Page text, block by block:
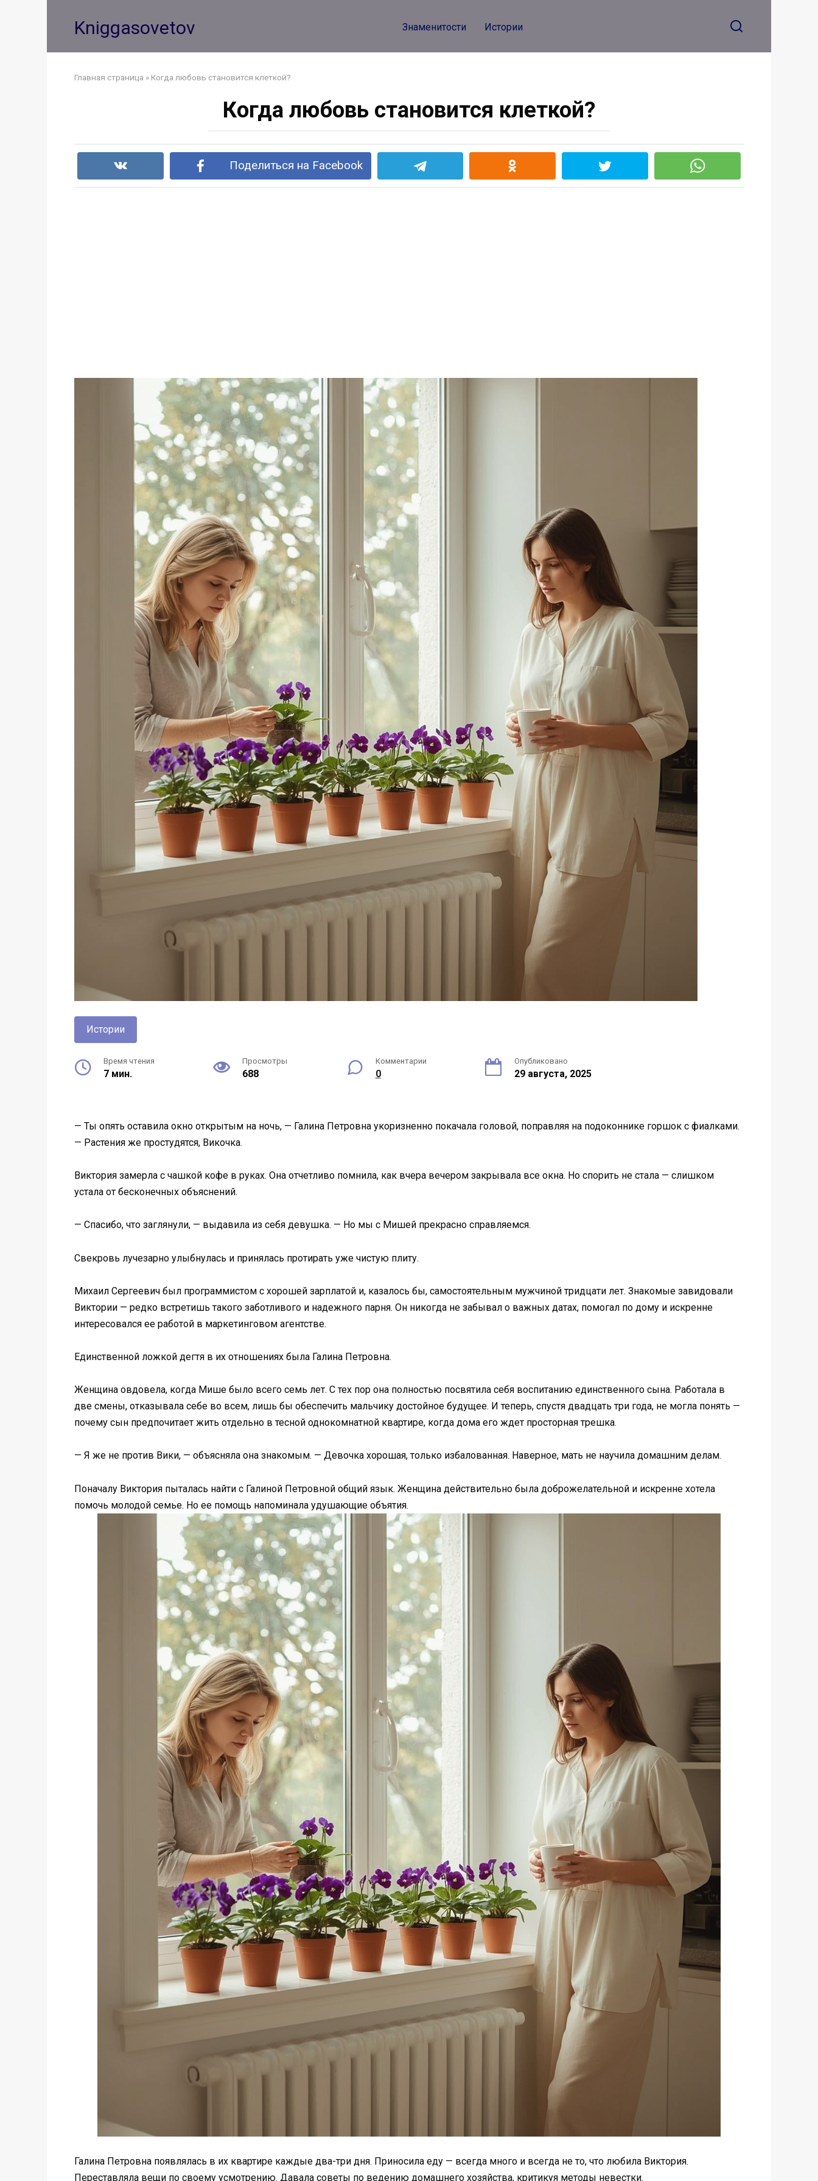
Kniggasovetov Знаменитости Истории
Главная страница » Когда любовь становится клеткой?
Когда любовь становится клеткой?
Поделиться на Facebook
Истории
Время чтения
7 мин.
Просмотры
688
Комментарии
0
Опубликовано
29 августа, 2025
— Ты опять оставила окно открытым на ночь, — Галина Петровна укоризненно покачала головой, поправляя на подоконнике горшок с фиалками.
— Растения же простудятся, Викочка.
Виктория замерла с чашкой кофе в руках. Она отчетливо помнила, как вчера вечером закрывала все окна. Но спорить не стала — слишком
устала от бесконечных объяснений.
— Спасибо, что заглянули, — выдавила из себя девушка. — Но мы с Мишей прекрасно справляемся.
Свекровь лучезарно улыбнулась и принялась протирать уже чистую плиту.
Михаил Сергеевич был программистом с хорошей зарплатой и, казалось бы, самостоятельным мужчиной тридцати лет. Знакомые завидовали
Виктории — редко встретишь такого заботливого и надежного парня. Он никогда не забывал о важных датах, помогал по дому и искренне
интересовался ее работой в маркетинговом агентстве.
Единственной ложкой дегтя в их отношениях была Галина Петровна.
Женщина овдовела, когда Мише было всего семь лет. С тех пор она полностью посвятила себя воспитанию единственного сына. Работала в
две смены, отказывала себе во всем, лишь бы обеспечить мальчику достойное будущее. И теперь, спустя двадцать три года, не могла понять —
почему сын предпочитает жить отдельно в тесной однокомнатной квартире, когда дома его ждет просторная трешка.
— Я же не против Вики, — объясняла она знакомым. — Девочка хорошая, только избалованная. Наверное, мать не научила домашним делам.
Поначалу Виктория пыталась найти с Галиной Петровной общий язык. Женщина действительно была доброжелательной и искренне хотела
помочь молодой семье. Но ее помощь напоминала удушающие объятия.
Галина Петровна появлялась в их квартире каждые два-три дня. Приносила еду — всегда много и всегда не то, что любила Виктория.
Переставляла вещи по своему усмотрению. Давала советы по ведению домашнего хозяйства, критикуя методы невестки.